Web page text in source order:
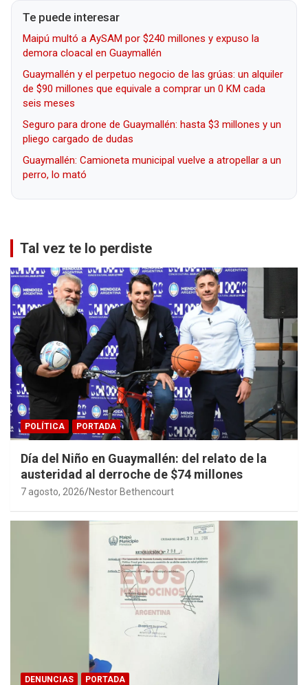
Te puede interesar
Maipú multó a AySAM por $240 millones y expuso la
demora cloacal en Guaymallén
Guaymallén y el perpetuo negocio de las grúas: un alquiler
de $90 millones que equivale a comprar un 0 KM cada
seis meses
Seguro para drone de Guaymallén: hasta $3 millones y un
pliego cargado de dudas
Guaymallén: Camioneta municipal vuelve a atropellar a un
perro, lo mató
Tal vez te lo perdiste
POLÍTICA PORTADA
Día del Niño en Guaymallén: del relato de la
austeridad al derroche de $74 millones
7 agosto, 2026 Nestor Bethencourt
DENUNCIAS PORTADA